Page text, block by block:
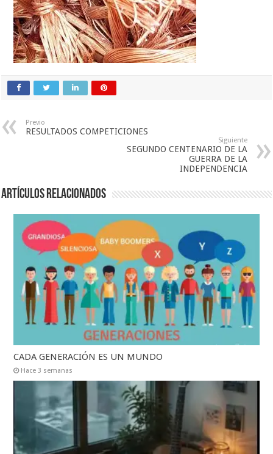
Previo
RESULTADOS COMPETICIONES
Siguiente
SEGUNDO CENTENARIO DE LA
GUERRA DE LA
INDEPENDENCIA
Artículos relacionados
CADA GENERACIÓN ES UN MUNDO
Hace 3 semanas